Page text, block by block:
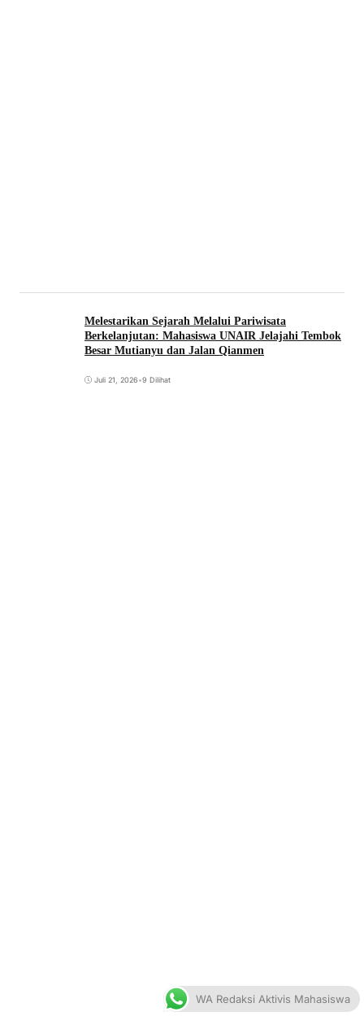
Melestarikan Sejarah Melalui Pariwisata
Berkelanjutan: Mahasiswa UNAIR Jelajahi Tembok
Besar Mutianyu dan Jalan Qianmen
Juli 21, 2026•9 Dilihat
WA Redaksi Aktivis Mahasiswa